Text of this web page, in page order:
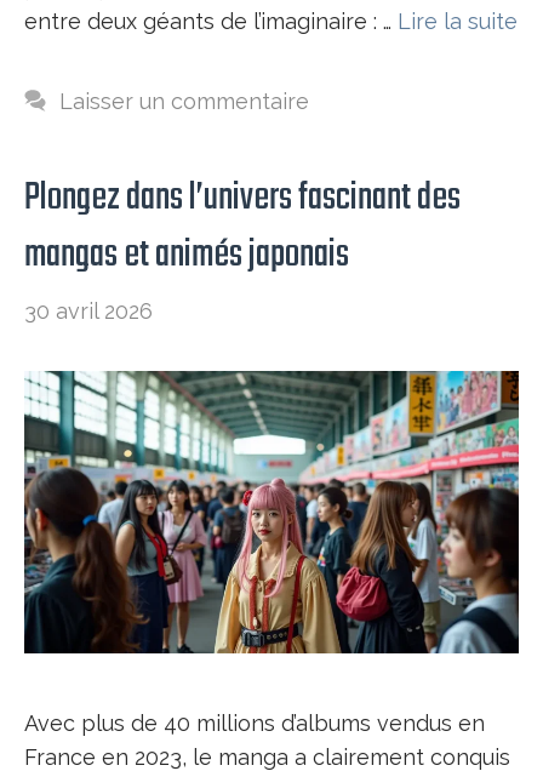
entre deux géants de l’imaginaire : … Lire la suite
Laisser un commentaire
Plongez dans l’univers fascinant des
mangas et animés japonais
30 avril 2026
Avec plus de 40 millions d’albums vendus en
France en 2023, le manga a clairement conquis